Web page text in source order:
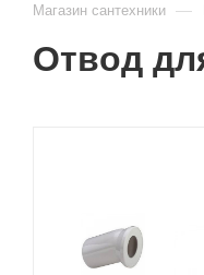
Магазин сантехники —
Отвод